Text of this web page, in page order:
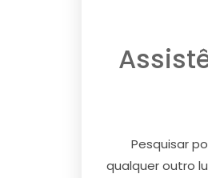
Pesquisar
qualquer outro